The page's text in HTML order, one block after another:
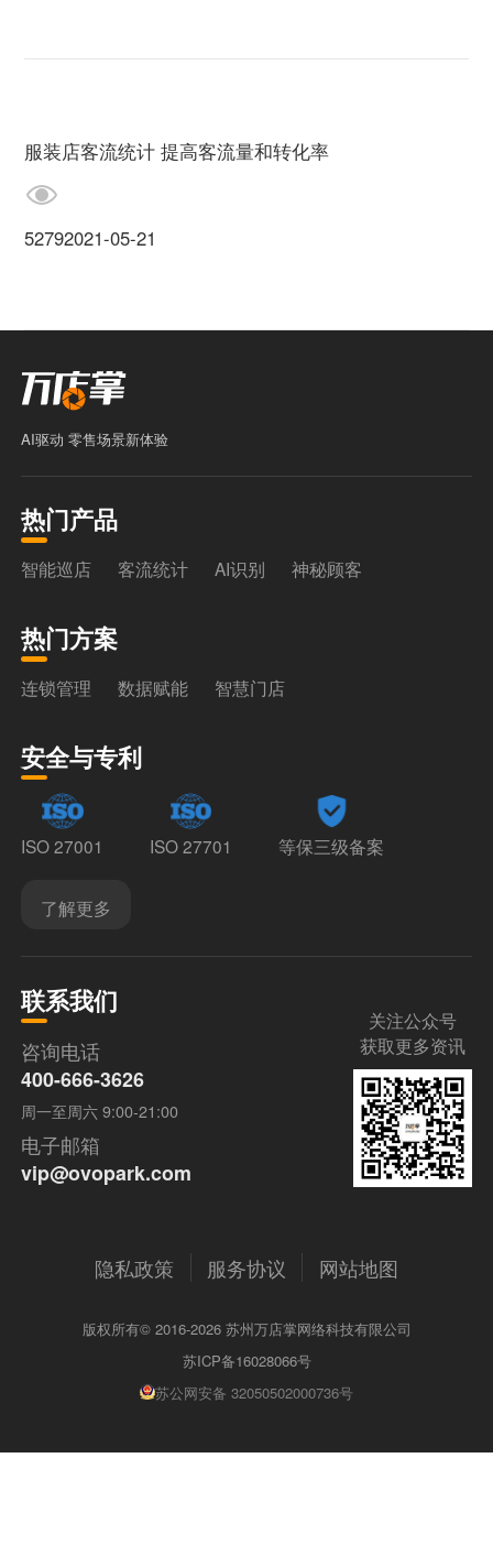
服装店客流统计 提高客流量和转化率
52792021-05-21
AI驱动 零售场景新体验
热门产品
智能巡店 客流统计 AI识别 神秘顾客
热门方案
连锁管理 数据赋能 智慧门店
安全与专利
ISO 27001 ISO 27701 等保三级备案
了解更多
联系我们
咨询电话
400-666-3626
周一至周六 9:00-21:00
电子邮箱
vip@ovopark.com
关注公众号
获取更多资讯
隐私政策 服务协议 网站地图
版权所有© 2016-2026 苏州万店掌网络科技有限公司
苏ICP备16028066号
苏公网安备 32050502000736号